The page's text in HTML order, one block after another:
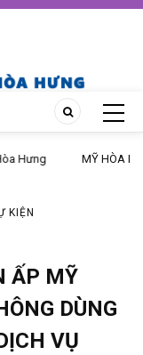
PHỔ BIẾN, GIÁO DỤC
KIỆN
ẤP MỸ
DÙNG
VỤ